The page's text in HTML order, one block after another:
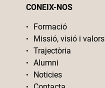
CONEIX-NOS
Formació
Missió, visió i valors
Trajectòria
Alumni
Noticies